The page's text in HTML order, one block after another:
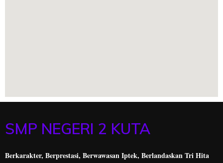
SMP NEGERI 2 KUTA
Berkarakter, Berprestasi, Berwawasan Iptek, Berlandaskan Tri Hita